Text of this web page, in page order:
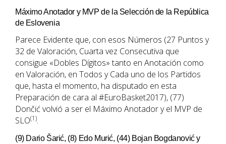
Máximo Anotador y MVP de la Selección de la República
de Eslovenia
Parece Evidente que, con esos Números (27 Puntos y
32 de Valoración, Cuarta vez Consecutiva que
consigue «Dobles Dígitos» tanto en Anotación como
en Valoración, en Todos y Cada uno de los Partidos
que, hasta el momento, ha disputado en esta
Preparación de cara al #EuroBasket2017), (77)
Dončić volvió a ser el Máximo Anotador y el MVP de
SLO(1).
(9) Dario Šarić, (8) Edo Murić, (44) Bojan Bogdanović y